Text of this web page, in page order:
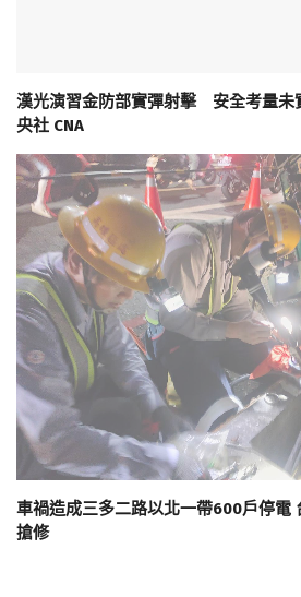
漢光演習金防部實彈射擊 安全考量未
央社 CNA
車禍造成三多二路以北一帶600戶停電
搶修